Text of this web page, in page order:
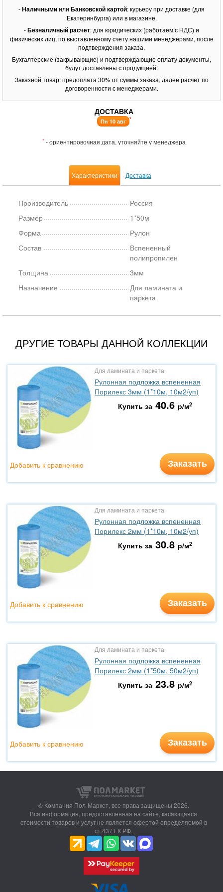
-Наличнымиили Банковской картой: курьеру при доставке (для
Екатеринбурга) или в магазине.
-Безналичный расчет: для юридических (работаем с НДС) и
физических лиц, по выставленному счету нашими менеджерами, после
подтверждения заказа.
Бухгалтерские (закрывающие) и подтверждающие оплату документы,
будут доставлены с продукцией.
Заказной товар: предоплата 30% от суммы заказа, далее расчет по
договоренности с менеджерами.
ДОСТАВКА
Пн 10 авг *
* - ориентировочная дата, уточняйте у менеджера
Характеристики Доставка
Производитель
Россия
Размер
1*50м
Форма
Рулон
Состав
Вспененный
полипропилен
Толщина
3мм
Назначение
Для ламината и
паркета
ДРУГИЕ ТОВАРЫ ДАННОЙ КОЛЛЕКЦИИ
Для ламината и паркета
Рулонная подложка вспененная
Порилекс 3мм (1*10м, 10м2/уп)
Купить за 40.6 р/м2
Заказать
Добавить к сравнению
Для ламината и паркета
Рулонная подложка вспененная
Порилекс 2мм (1*10м, 10м2/уп)
Купить за 30.8 р/м2
Заказать
Добавить к сравнению
Для ламината и паркета
Рулонная подложка вспененная
Порилекс 2мм (1*50м, 50м2/уп)
Купить за 23.8 р/м2
Заказать
Добавить к сравнению
© Компания Пол-Маркет, все права защищены 2026.
Вся информация, предоставленная на сайте, касающаяся
стоимости товаров и услуг не является офертой определяемой в
ст.437 ГК РФ.